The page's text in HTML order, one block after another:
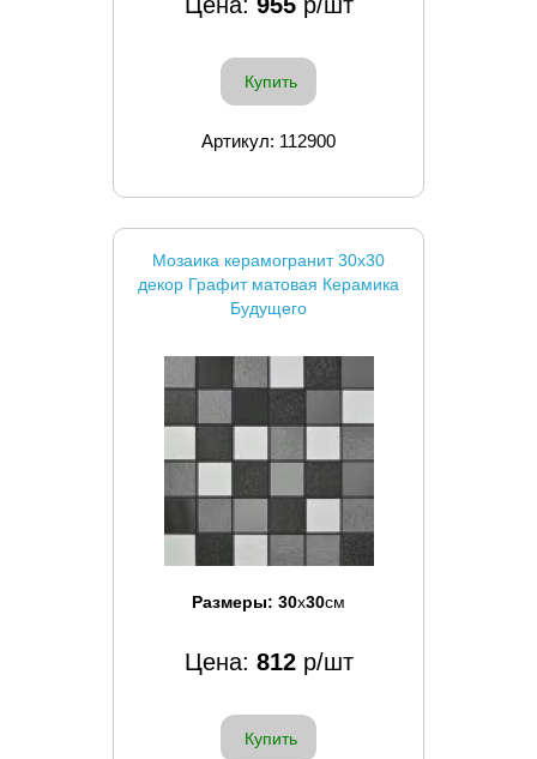
Купить
Артикул: 112900
Мозаика керамогранит 30x30
декор Графит матовая Керамика
Будущего
Размеры: 30x30см
Цена: 812р/шт
Купить